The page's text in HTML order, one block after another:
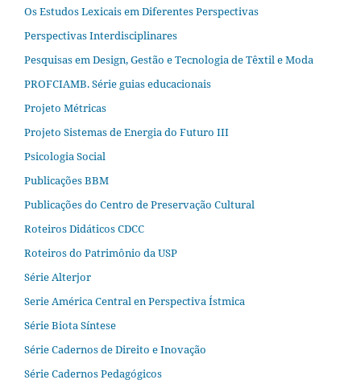
Os Estudos Lexicais em Diferentes Perspectivas
Perspectivas Interdisciplinares
Pesquisas em Design, Gestão e Tecnologia de Têxtil e Moda
PROFCIAMB. Série guias educacionais
Projeto Métricas
Projeto Sistemas de Energia do Futuro III
Psicologia Social
Publicações BBM
Publicações do Centro de Preservação Cultural
Roteiros Didáticos CDCC
Roteiros do Patrimônio da USP
Série Alterjor
Serie América Central en Perspectiva Ístmica
Série Biota Síntese
Série Cadernos de Direito e Inovação
Série Cadernos Pedagógicos